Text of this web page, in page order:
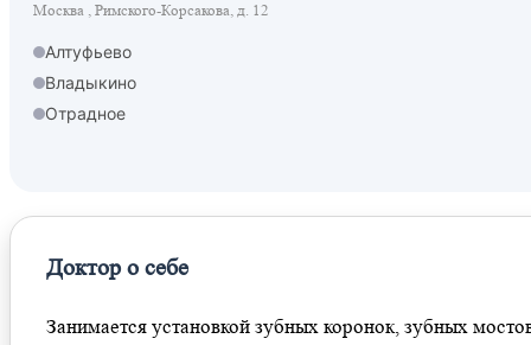
Москва , Римского-Корсакова, д. 12
Алтуфьево
Владыкино
Отрадное
Доктор о себе
Занимается установкой зубных коронок, зубных